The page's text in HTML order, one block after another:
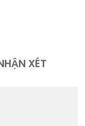
XÉT